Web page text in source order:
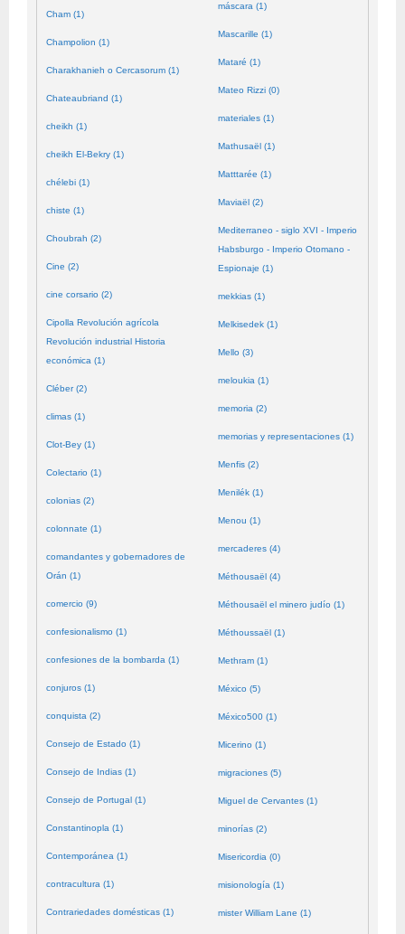
Cham (1)
Champolion (1)
Charakhanieh o Cercasorum (1)
Chateaubriand (1)
cheikh (1)
cheikh El-Bekry (1)
chélebi (1)
chiste (1)
Choubrah (2)
Cine (2)
cine corsario (2)
Cipolla Revolución agrícola
Revolución industrial Historia
económica (1)
Cléber (2)
climas (1)
Clot-Bey (1)
Colectario (1)
colonias (2)
colonnate (1)
comandantes y gobernadores de
Orán (1)
comercio (9)
confesionalismo (1)
confesiones de la bombarda (1)
conjuros (1)
conquista (2)
Consejo de Estado (1)
Consejo de Indias (1)
Consejo de Portugal (1)
Constantinopla (1)
Contemporánea (1)
contracultura (1)
Contrariedades domésticas (1)
máscara (1)
Mascarille (1)
Mataré (1)
Mateo Rizzi (0)
materiales (1)
Mathusaël (1)
Matttarée (1)
Maviaël (2)
Mediterraneo - siglo XVI - Imperio
Habsburgo - Imperio Otomano -
Espionaje (1)
mekkias (1)
Melkisedek (1)
Mello (3)
meloukia (1)
memoria (2)
memorias y representaciones (1)
Menfis (2)
Menilék (1)
Menou (1)
mercaderes (4)
Méthousaël (4)
Méthousaël el minero judío (1)
Méthoussaël (1)
Methram (1)
México (5)
México500 (1)
Micerino (1)
migraciones (5)
Miguel de Cervantes (1)
minorías (2)
Misericordia (0)
misionología (1)
mister William Lane (1)